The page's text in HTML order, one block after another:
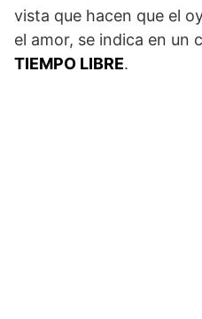
vista que hacen que el
el amor, se indica en un
TIEMPO LIBRE.